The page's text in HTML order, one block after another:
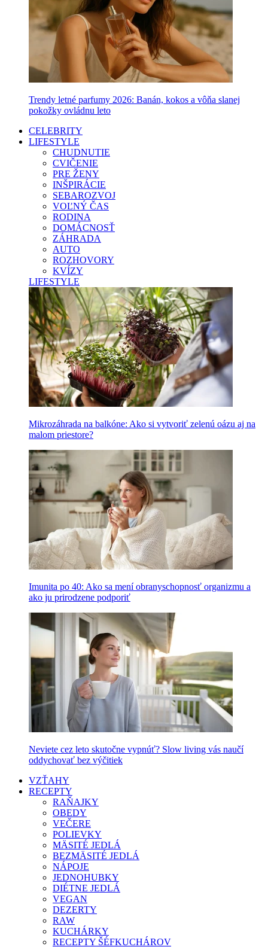
Trendy letné parfumy 2026: Banán, kokos a vôňa slanej
pokožky ovládnu leto
CELEBRITY
LIFESTYLE
CHUDNUTIE
CVIČENIE
PRE ŽENY
INŠPIRÁCIE
SEBAROZVOJ
VOĽNÝ ČAS
RODINA
DOMÁCNOSŤ
ZÁHRADA
AUTO
ROZHOVORY
KVÍZY
LIFESTYLE
Mikrozáhrada na balkóne: Ako si vytvoriť zelenú oázu aj na
malom priestore?
Imunita po 40: Ako sa mení obranyschopnosť organizmu a
ako ju prirodzene podporiť
Neviete cez leto skutočne vypnúť? Slow living vás naučí
oddychovať bez výčitiek
VZŤAHY
RECEPTY
RAŇAJKY
OBEDY
VEČERE
POLIEVKY
MÄSITÉ JEDLÁ
BEZMÄSITÉ JEDLÁ
NÁPOJE
JEDNOHUBKY
DIÉTNE JEDLÁ
VEGAN
DEZERTY
RAW
KUCHÁRKY
RECEPTY ŠÉFKUCHÁROV